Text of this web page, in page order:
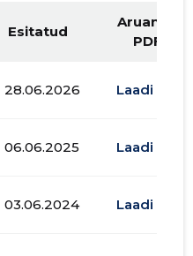
Esitatud
Aruande
PDF
28.06.2026 Laadi alla
06.06.2025 Laadi alla
03.06.2024 Laadi alla